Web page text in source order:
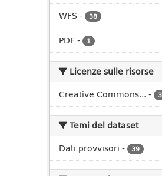
WFS - 38
PDF- 1
Licenze sulle risorse
Creative Commons... -
Temi del dataset
Dati provvisori - 39